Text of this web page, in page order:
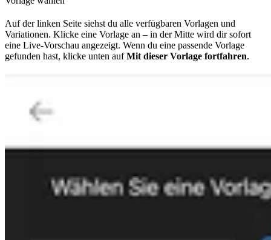
Auf der linken Seite siehst du alle verfügbaren Vorlagen und
Variationen. Klicke eine Vorlage an – in der Mitte wird dir sofort
eine Live-Vorschau angezeigt. Wenn du eine passende Vorlage
gefunden hast, klicke unten aufMit dieser Vorlage fortfahren.